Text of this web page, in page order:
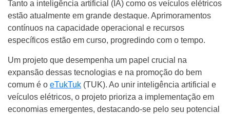
Tanto a inteligência artificial (IA) como os veículos elétricos
estão atualmente em grande destaque. Aprimoramentos
contínuos na capacidade operacional e recursos
específicos estão em curso, progredindo com o tempo.
Um projeto que desempenha um papel crucial na
expansão dessas tecnologias e na promoção do bem
comum é o eTukTuk (TUK). Ao unir inteligência artificial e
veículos elétricos, o projeto prioriza a implementação em
economias emergentes, destacando-se pelo seu potencial